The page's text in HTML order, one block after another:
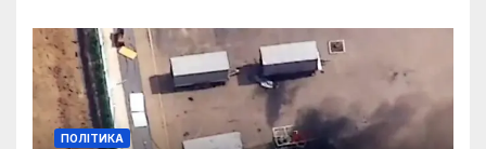
ПОЛІТИКА